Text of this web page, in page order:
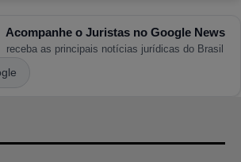
Acompanhe o Juristas no Google News
receba as principais notícias jurídicas do Brasil